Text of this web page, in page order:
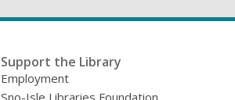
Support the Library
Employment